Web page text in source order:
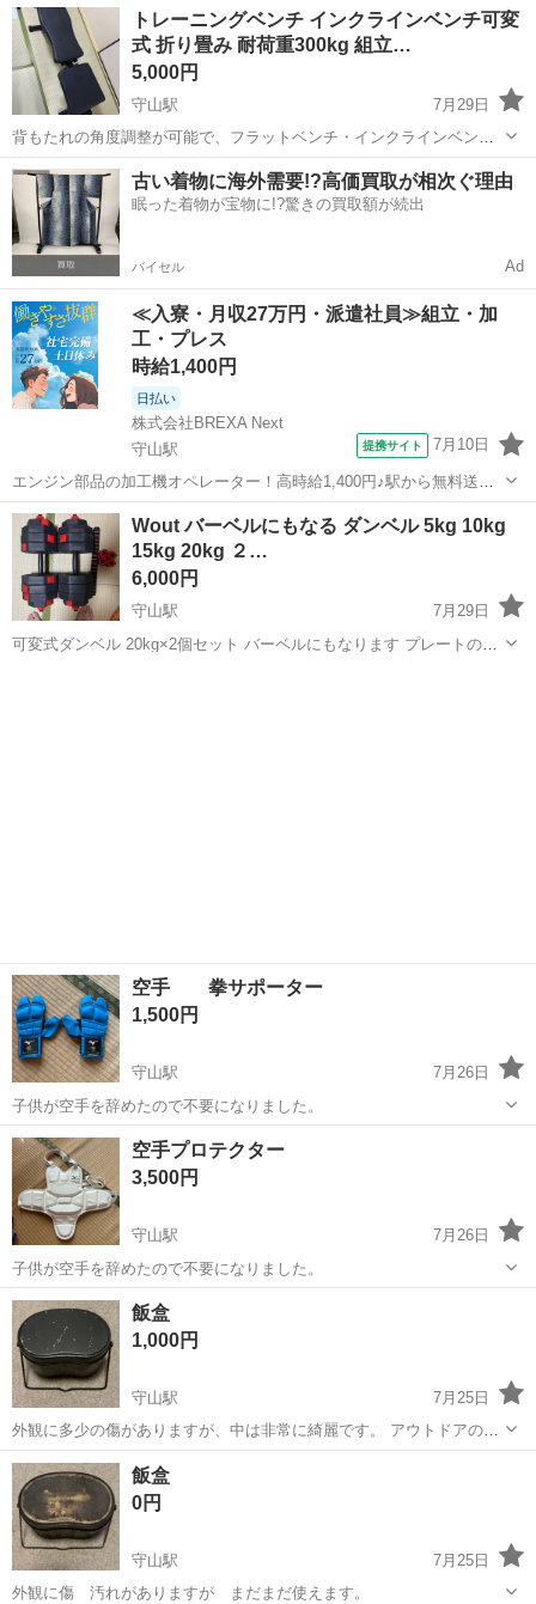
やトレーニング内容に合わせて使用できます。 【状態】 ・通常使用に
よるキズやスレがあります ・...
滋賀 守山市 フィットネス、トレーニング
トレーニングベンチ インクラインベンチ可変
式 折り畳み 耐荷重300kg 組立…
5,000円
守山駅
7月29日
背もたれの角度調整が可能で、フラットベンチ・インクラインベンチ
として使用できます。 ダンベルプレス、ダンベルフライ、腹筋運動な
ど幅広いトレーニングに対応しています。 【状態】 ・使用に伴う多少
のキズや汚れはあります ・ガ...
滋賀 守山市 守山駅 フィットネス、トレーニング
古い着物に海外需要!?高価買取が相次ぐ理由
眠った着物が宝物に!?驚きの買取額が続出
バイセル Ad
≪入寮・月収27万円・派遣社員≫組立・加
工・プレス
時給1,400円
日払い
株式会社BREXA Next
守山駅
提携サイト 7月10日
エンジン部品の加工機オペレーター！高時給1,400円♪駅から無料送迎
あり♪備品付きワンルーム寮完備！赴任旅費会社負担！有資格者活躍中
★通勤ラクラク無料送迎あり！嬉しい土日祝休み！住み込み・新生活
も安心！必要な食料を事前に準備...
滋賀 守山市 守山駅 その他
Wout バーベルにもなる ダンベル 5kg 10kg
15kg 20kg ２…
6,000円
守山駅
7月29日
可変式ダンベル 20kg×2個セット バーベルにもなります プレートの付
空手 拳サポーター
1,500円
守山駅
7月26日
子供が空手を辞めたので不要になりました。
滋賀 守山市 守山駅 武道、格闘技
空手プロテクター
3,500円
守山駅
7月26日
子供が空手を辞めたので不要になりました。
滋賀 守山市 守山駅
飯盒
1,000円
守山駅
7月25日
外観に多少の傷がありますが、中は非常に綺麗です。 アウトドアの方
にお勧めです。
滋賀 守山市 守山駅
飯盒
0円
守山駅
7月25日
外観に傷 汚れがありますが まだまだ使えます。